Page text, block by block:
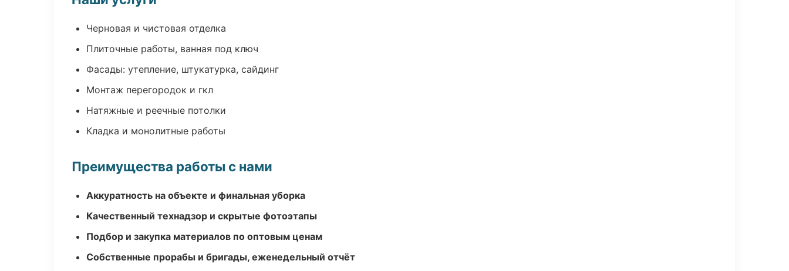
Черновая и чистовая отделка
Плиточные работы, ванная под ключ
Фасады: утепление, штукатурка, сайдинг
Монтаж перегородок и гкл
Натяжные и реечные потолки
Кладка и монолитные работы
Преимущества работы с нами
Аккуратность на объекте и финальная уборка
Качественный технадзор и скрытые фотоэтапы
Подбор и закупка материалов по оптовым ценам
Собственные прорабы и бригады, еженедельный отчёт